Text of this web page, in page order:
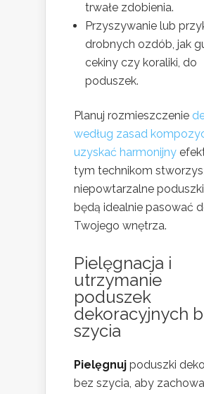
trwałe zdobienia.
Przyszywanie lub
drobnych ozdób, jak
cekiny czy koraliki, do
poduszek.
Planuj rozmieszczenie
według zasad
uzyskać harmonijny
tym technikom
niepowtarzalne
będą idealnie pasować
Twojego wnętrza.
Pielęgnacja i
utrzymanie
poduszek
dekoracyjnych
szycia
Pielęgnuj poduszki
bez szycia, aby